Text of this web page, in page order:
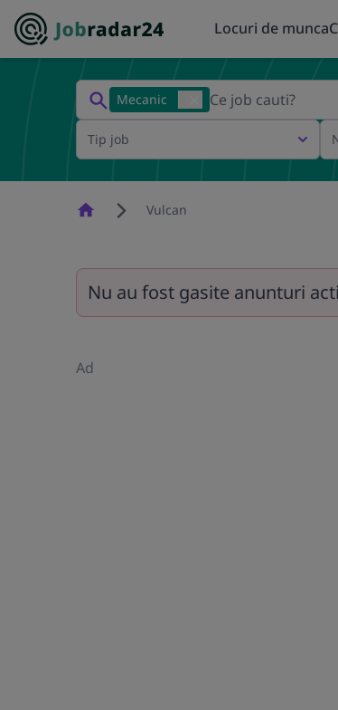
Locuri de munca
Mecanic
Tip job
HomepageVulcan
Nu au fost gasite anunturi
Ad